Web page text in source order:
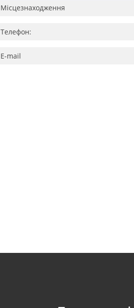
Місцезнаходження
Телефон:
E-mail